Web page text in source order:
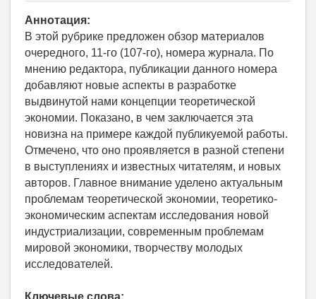
Аннотация:
В этой рубрике предложен обзор материалов
очередного, 11-го (107-го), номера журнала. По
мнению редактора, публикации данного номера
добавляют новые аспекты в разработке
выдвинутой нами концепции теоретической
экономии. Показано, в чем заключается эта
новизна на примере каждой публикуемой работы.
Отмечено, что оно проявляется в разной степени
в выступлениях и известных читателям, и новых
авторов. Главное внимание уделено актуальным
проблемам теоретической экономии, теоретико-
экономическим аспектам исследования новой
индустриализации, современным проблемам
мировой экономики, творчеству молодых
исследователей.